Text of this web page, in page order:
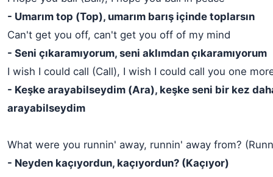
- Umarım top (Top), umarım barış içinde toplarsın
Can't get you off, can't get you off of my mind
- Seni çıkaramıyorum, seni aklımdan çıkaramıyorum
I wish I could call (Call), I wish I could call you one
- Keşke arayabilseydim (Ara), keşke seni bir kez
arayabilseydim
What were you runnin' away, runnin' away from?
- Neyden kaçıyordun, kaçıyordun? (Kaçıyor)